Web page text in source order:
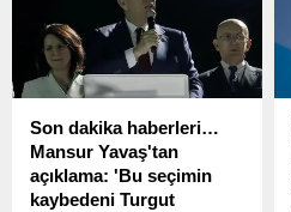
Son dakika haberleri…
Mansur Yavaş'tan
açıklama: 'Bu seçimin
kaybedeni Turgut